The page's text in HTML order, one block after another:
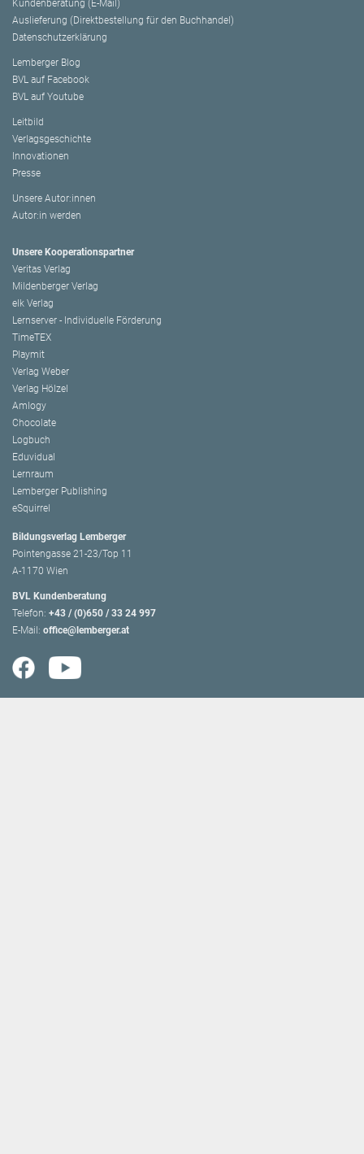
Kundenberatung (E-Mail)
Auslieferung (Direktbestellung für den Buchhandel)
Datenschutzerklärung
Lemberger Blog
BVL auf Facebook
BVL auf Youtube
Leitbild
Verlagsgeschichte
Innovationen
Presse
Unsere Autor:innen
Autor:in werden
Unsere Kooperationspartner
Veritas Verlag
Mildenberger Verlag
elk Verlag
Lernserver - Individuelle Förderung
TimeTEX
Playmit
Verlag Weber
Verlag Hölzel
Amlogy
Chocolate
Logbuch
Eduvidual
Lernraum
Lemberger Publishing
eSquirrel
Bildungsverlag Lemberger
Pointengasse 21-23/Top 11
A-1170 Wien
BVL Kundenberatung
Telefon: +43 / (0)650 / 33 24 997
E-Mail: office@lemberger.at